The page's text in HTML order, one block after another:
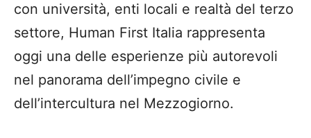
con università, enti locali e realtà del terzo
settore, Human First Italia rappresenta
oggi una delle esperienze più autorevoli
nel panorama dell’impegno civile e
dell’intercultura nel Mezzogiorno.